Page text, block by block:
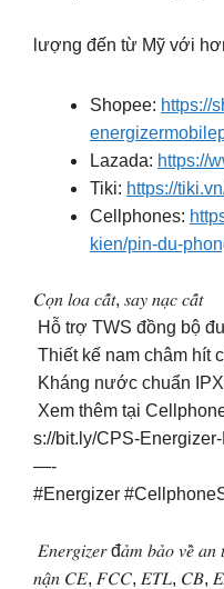
lượng đến từ Mỹ với
Shopee: https://
Lazada: https://
Tiki: https://
Cellphones:
kien/pin-du-
𝐶𝑜̣𝑛 𝑙𝑜𝑎 𝑐𝑎̂́𝑡, 𝑠𝑎𝑦 𝑛𝑎̣𝑐 𝑐𝑎̂́𝑡
Hỗ trợ TWS đồng bộ
Thiết kế nam châm hít
Kháng nước chuẩn
Xem thêm tại
s://bit.ly/CPS-
—-
#Energizer
𝐸𝑛𝑒𝑟𝑔𝑖𝑧𝑒𝑟 đ𝑎̉𝑚 𝑏𝑎̉𝑜 𝑣𝑒̂̀ 𝑎𝑛
𝑛𝑎̣̂𝑛 𝐶𝐸, 𝐹𝐶𝐶, 𝐸𝑇𝐿, 𝐶𝐵,